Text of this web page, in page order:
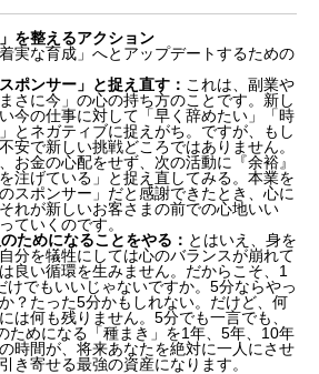
を整えるアクション
実な育成」へとアップデートするための
ポンサー」と捉え直す： これは、副業や
さに今」の心の持ち方のことです。新し
今の仕事に対して「早く辞めたい」「時
とネガティブに捉えがち。ですが、もし
安で新しい挑戦どころではありません。
お金の心配をせず、次の活動に『余裕』
注げている」と捉え直してみる。本業を
スポンサー」だと感謝できたとき、心に
れが新しいお客さまの前での心地いい
ていくのです。
ためになることをやる： とはいえ、身を
分を犠牲にしては心のバランスが崩れて
良い循環を生みません。だからこそ、1
けでもいいじゃないですか。5分ならやっ
？たった5分かもしれない。だけど、何
は何も残りません。5分でも一言でも、
ためになる「種まき」を1年、5年、10年
時間が、将来あなたを絶対に一人にさせ
き寄せる最強の資産になります。